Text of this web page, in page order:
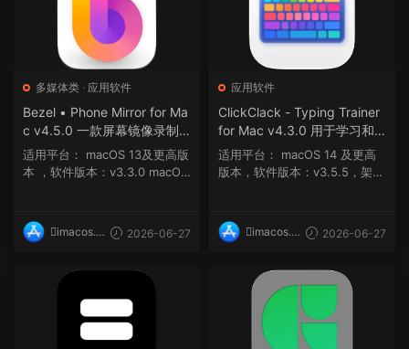
多媒体类 · 应用软件
Bezel • Phone Mirror for Ma
c v4.5.0 一款屏幕镜像录制
和截图应用程序
适用平台： macOS 13及更高版
本 ，软件版本：v3.3.0 macOS
imacos.t
2026-06-27
应用软件
ClickClack - Typing Trainer
for Mac v4.3.0 用于学习和
提高打字技能的打字训练软件
适用平台： macOS 14 及更高
版本，软件版本：v3.5.5，架
imacos.t
2026-06-27